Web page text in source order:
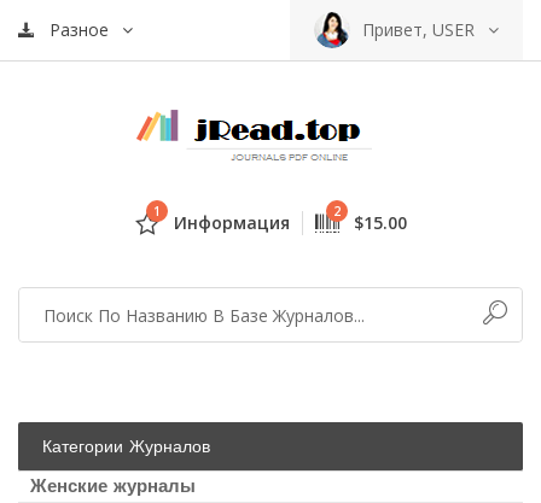
Разное Привет, USER
1 Информация 2 $15.00
Категории Журналов
Женские журналы